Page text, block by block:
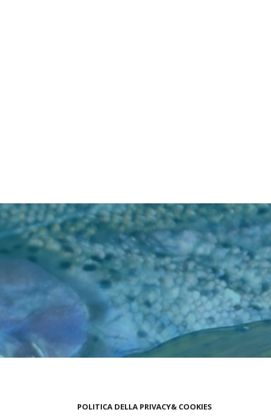
POLITICA DELLA PRIVACY& COOKIES